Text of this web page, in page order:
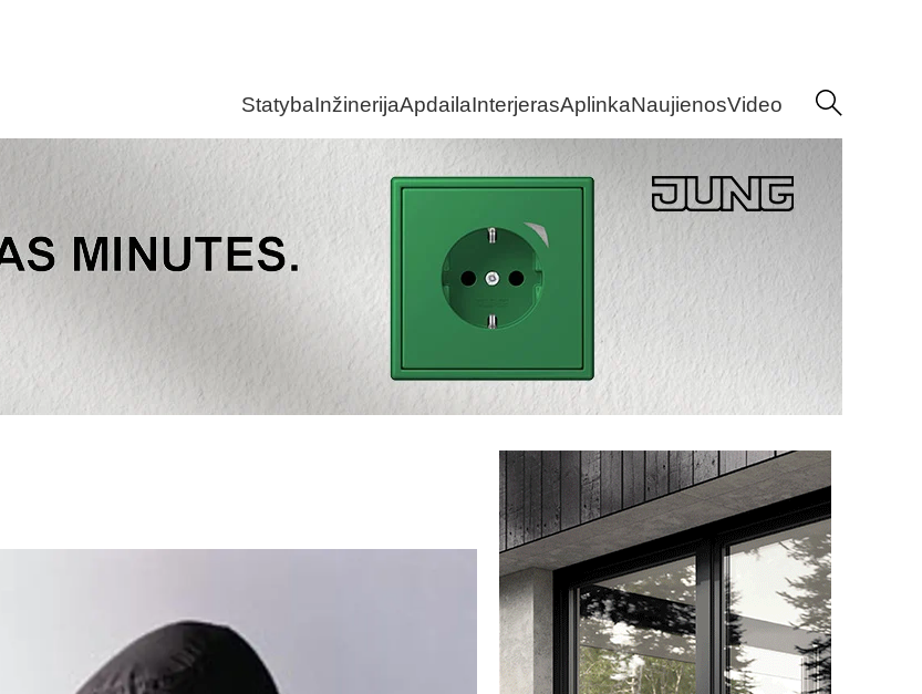
StatybaInžinerijaApdailaInterjerasAplinkaNaujienosVideo